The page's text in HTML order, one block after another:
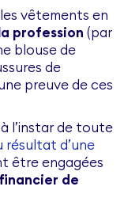
vêtements en
profession (par
blouse de
de
preuve de ces
l’instar de toute
d’une
être engagées
de